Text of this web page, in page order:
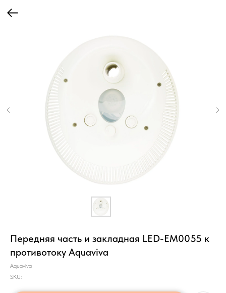
Передняя часть и закладная LED-ЕМ0055 к
противотоку Aquaviva
Aquaviva
SKU: